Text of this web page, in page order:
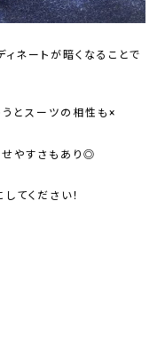
ネートが暗くなることで
とスーツの相性も×
せやすさもあり◎
てください！